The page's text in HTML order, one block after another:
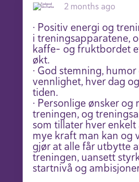
2 months ago
· Positiv energi og
i treningsapparatene,
kaffe- og fruktbordet
økt.
· God stemning, humor
vennlighet, hver dag
tiden.
· Personlige ønsker og
treningen, og
som tillater hver enkelt
mye kraft man kan og
gjør at alle får utbytte
treningen, uansett
startnivå og